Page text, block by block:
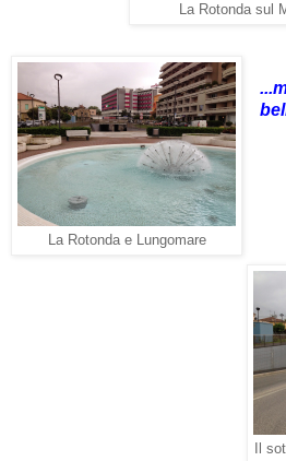
La Rotonda sul
La Rotonda e Lungomare
Il